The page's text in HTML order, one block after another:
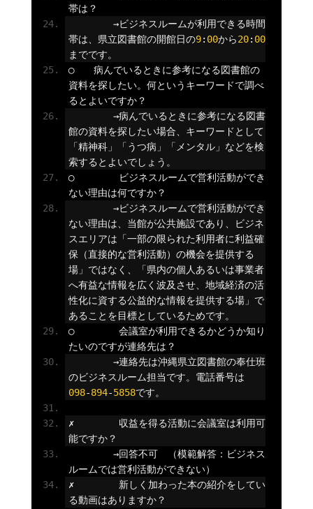
帯は？
→ビジネスルームが利用できる時間
帯は、県立図書館の開館日の9: 00から20: 00
までです。
◯　　病んでいるときに参考になる図書館の
資料を探したい。何というキーワードで調べ
るとよいですか？
→病んでいるときに参考になる図書
館の資料を探したい場合、キーワードとして
「精神科」「うつ病」「メンタル」などを検
索するとよいでしょう。
◯
ビジネスルームで営利活動ができ
ない理由は何ですか？
→ビジネスルームで営利活動ができ
ない理由は、当館が公共施設であり、ビジネ
スエリアは「一部の限られた利用者に利益確
保（直接的な営利活動）の機会を提供する
場」ではなく、「県内の個人あるいは事業者
へ有益な情報を広く波及させ、地域経済の活
性化に資する公益的な情報を提供する場」で
あることを目標としているためです。
◯
会議室が利用できるかどうか知り
たいのですが連絡先は？
→連絡先は沖縄県立図書館の奉仕班
のビジネスルーム担当です。電話番号は
098-894-5858です。
✗
収益を得る活動に会議室は利用可
能ですか？
→回答不可　（模範解答：ビジネス
ルームでは営利活動ができない）
✗
新しく加わった本の紹介をしてい
る動画はありますか？